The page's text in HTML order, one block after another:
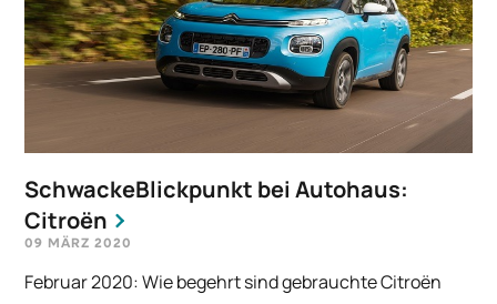
SchwackeBlickpunkt bei Autohaus:
Citroën
09 MÄRZ 2020
Februar 2020: Wie begehrt sind gebrauchte Citroën